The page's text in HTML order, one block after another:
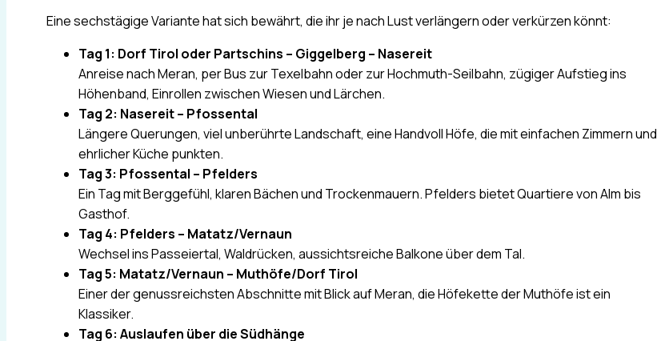
Eine sechstägige Variante hat sich bewährt, die ihr je nach Lust verlängern oder verkürzen könnt:
Tag 1: Dorf Tirol oder Partschins – Giggelberg – Nasereit
Anreise nach Meran, per Bus zur Texelbahn oder zur Hochmuth-Seilbahn, zügiger Aufstieg ins
Höhenband, Einrollen zwischen Wiesen und Lärchen.
Tag 2: Nasereit – Pfossental
Längere Querungen, viel unberührte Landschaft, eine Handvoll Höfe, die mit einfachen Zimmern und
ehrlicher Küche punkten.
Tag 3: Pfossental – Pfelders
Ein Tag mit Berggefühl, klaren Bächen und Trockenmauern. Pfelders bietet Quartiere von Alm bis
Gasthof.
Tag 4: Pfelders – Matatz/Vernaun
Wechsel ins Passeiertal, Waldrücken, aussichtsreiche Balkone über dem Tal.
Tag 5: Matatz/Vernaun – Muthöfe/Dorf Tirol
Einer der genussreichsten Abschnitte mit Blick auf Meran, die Höfekette der Muthöfe ist ein
Klassiker.
Tag 6: Auslaufen über die Südhänge